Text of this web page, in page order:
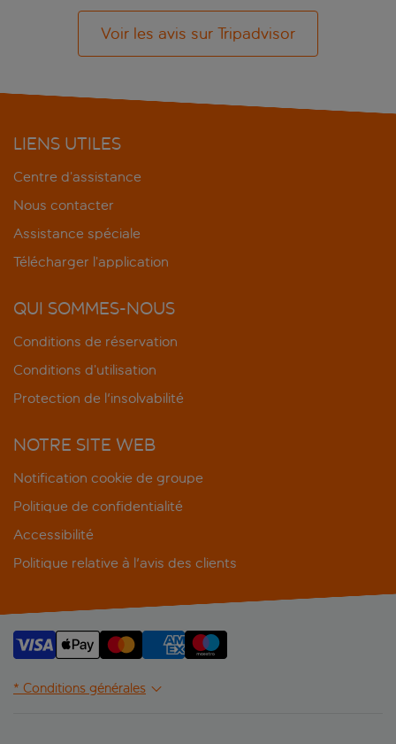
Voir les avis sur Tripadvisor
LIENS UTILES
Centre d’assistance
Nous contacter
Assistance spéciale
Télécharger l’application
QUI SOMMES-NOUS
Conditions de réservation
Conditions d’utilisation
Protection de l'insolvabilité
NOTRE SITE WEB
Notification cookie de groupe
Politique de confidentialité
Accessibilité
Politique relative à l'avis des clients
* Conditions générales